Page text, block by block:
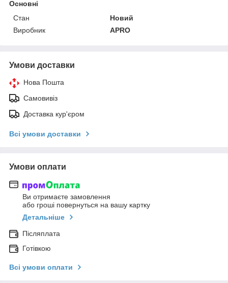
Основні
Стан
Новий
Виробник
APRO
Умови доставки
Нова Пошта
Самовивіз
Доставка кур'єром
Всі умови доставки
Умови оплати
Ви отримаєте замовлення
або гроші повернуться на вашу картку
Детальніше
Післяплата
Готівкою
Всі умови оплати